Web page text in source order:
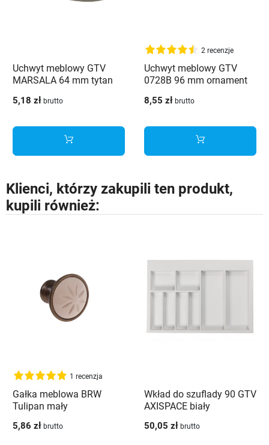
Uchwyt meblowy GTV
MARSALA 64 mm tytan
5,18 zł brutto
2 recenzje
Uchwyt meblowy GTV
0728B 96 mm ornament
8,55 zł brutto
Klienci, którzy zakupili ten produkt,
kupili również:
1 recenzja
Gałka meblowa BRW
Tulipan mały
5,86 zł brutto
Wkład do szuflady 90 GTV
AXISPACE biały
50,05 zł brutto